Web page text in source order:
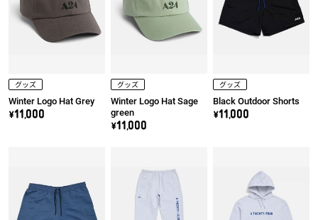
グッズ
Winter Logo Hat Grey
\11,000
グッズ
Winter Logo Hat Sage
green
\11,000
グッズ
Black Outdoor Shorts
\11,000